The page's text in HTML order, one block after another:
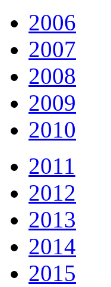
2006
2007
2008
2009
2010
2011
2012
2013
2014
2015